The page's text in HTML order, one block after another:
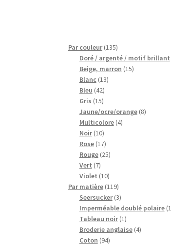
Par couleur 135135
produits
Doré / argenté / motif brillant
Beige, marron 1515
Blanc 1313
Bleu 4242
produits
Gris 1515
produits
Jaune/ocre/orange 88
Multicolore 44
Noir 1010
produits
Rose 1717
produits
Rouge 2525
Vert 77
produits
Violet 1010
produits
Par matière 119119
produits
Seersucker 33
produits
Imperméable doublé polaire 1
Tableau noir 11
produit
Broderie anglaise 44
Coton 9494